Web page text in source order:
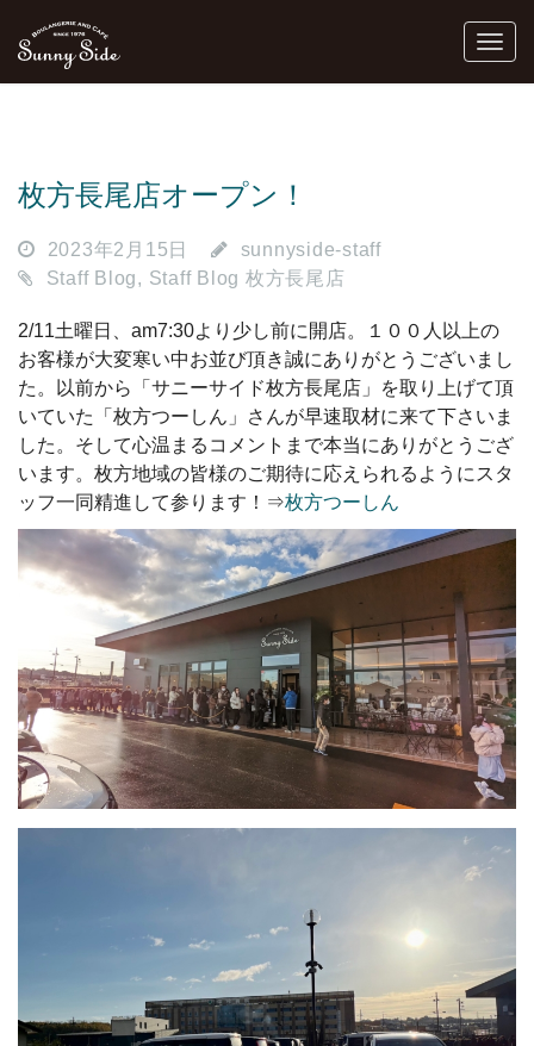
枚方長尾店オープン！
2023年2月15日
sunnyside-staff
Staff Blog, Staff Blog 枚方長尾店
2/11土曜日、am7:30より少し前に開店。１００人以上の
お客様が大変寒い中お並び頂き誠にありがとうございまし
た。以前から「サニーサイド枚方長尾店」を取り上げて頂
いていた「枚方つーしん」さんが早速取材に来て下さいま
した。そして心温まるコメントまで本当にありがとうござ
います。枚方地域の皆様のご期待に応えられるようにスタ
ッフ一同精進して参ります！⇒枚方つーしん